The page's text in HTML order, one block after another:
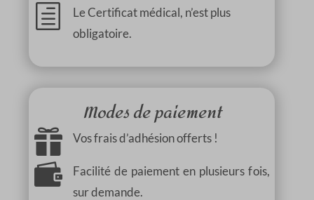
h
Le Certificat médical, n’est plus
obligatoire.
Modes de paiement
 Vos frais d’adhésion offerts !

Facilité de paiement en plusieurs fois,
sur demande.